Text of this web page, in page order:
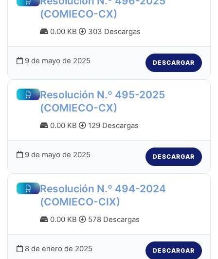
(COMIECO-CX)
0.00 KB 303 Descargas
9 de mayo de 2025 DESCARGAR
Resolución N.º 495-2025
(COMIECO-CX)
0.00 KB 129 Descargas
9 de mayo de 2025 DESCARGAR
Resolución N.º 494-2024
(COMIECO-CIX)
0.00 KB 578 Descargas
8 de enero de 2025 DESCARGAR